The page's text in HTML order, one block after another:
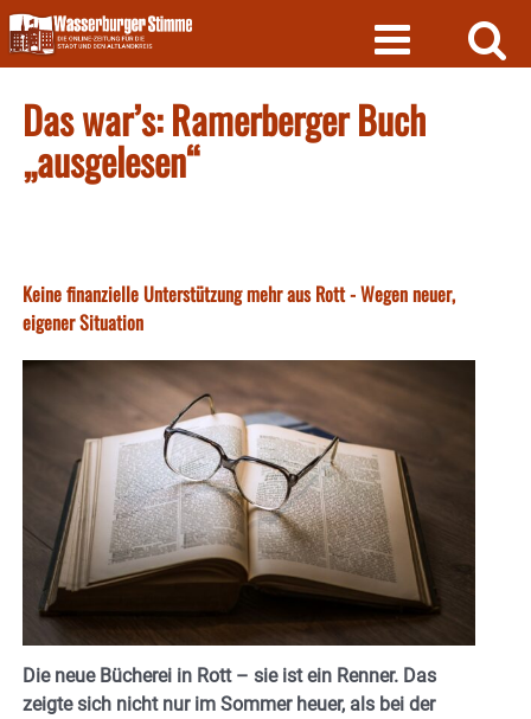
Skip
to
content
Das war’s: Ramerberger Buch
„ausgelesen“
Keine finanzielle Unterstützung mehr aus Rott - Wegen neuer,
eigener Situation
Die neue Bücherei in Rott – sie ist ein Renner. Das
zeigte sich nicht nur im Sommer heuer, als bei der